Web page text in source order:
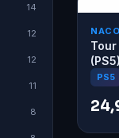
14
12
12
11
8
(PS5)
PS5